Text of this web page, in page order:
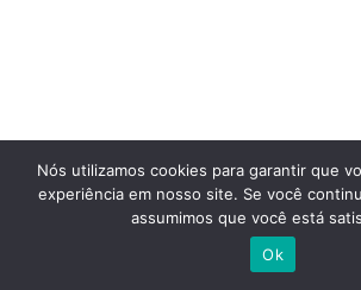
Nós utilizamos cookies para garantir que
experiência em nosso site. Se você
assumimos que você está
Ok